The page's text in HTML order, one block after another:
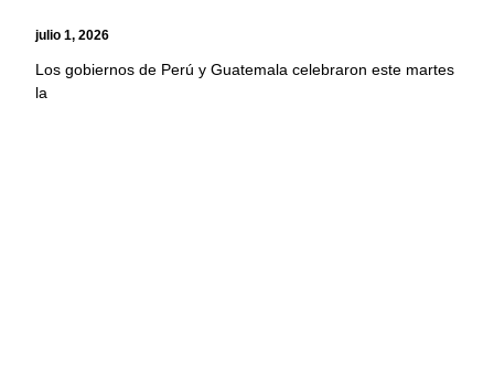
julio 1, 2026
Los gobiernos de Perú y Guatemala celebraron este martes
la